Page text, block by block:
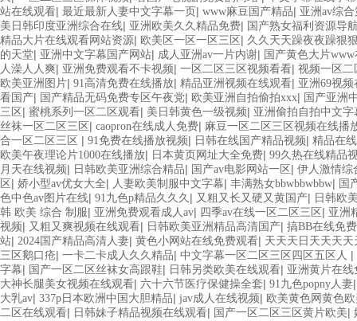
站在线观看| 最近最新人妻中文字幕一页 | www麻豆国产精品| 亚洲av综
美日韩印度亚洲综合在线| 亚洲欧美久久精品免费| 国产熟女福利资源导
精品大片在线观看网站资源| 欧美区一区一区三区 | 久久天天躁夜夜躁狠
的天堂| 亚洲中文字幕国产网站| 成人亚洲av一片内谢| 国产黄色大片
人澡人人爽| 亚洲免费观看不卡视频| 一区二区三区视频看看| 视频一区二
欧美亚洲图片| 91高清免费在线播放| 精品亚洲视频在线观看| 亚洲69视
看国产| 国产精品无码免费专区午夜党| 欧美亚洲自拍偷拍xxx| 国产亚洲
三区 | 蜜桃系列一区二区观看| 美日韩黄色一级视频| 亚洲偷拍自拍中文字
丝袜一区二区三区 | caopron在线成人免费| 麻豆一区二区三区视频在线播
合一区二区三区 | 91免费在线播放视频| 日韩在线国产精品视频| 精品在
欧美午夜理论片1000在线播放| 日本黄页网址大全免费| 99久热在线精品
月天在线视频| 日韩欧美亚洲综合精品| 国产av电影网站一区 | 伊人激情综
区 | 娇小型av优女大全| 人妻欧美制服中文字幕| 丰满熟女bbwbbwbbw| 国
色中色av图片在线| 91九色p精品久久久 | 又粗又长又硬又黄国产| 日韩欧
韩 欧美 综合 制服| 亚洲免费观看成人av| 四季av在线一区二区三区 | 亚洲
视频| 又粗又爽视频在线观看| 日韩欧美亚洲精品高清国产| 搞BB在线免
站| 2024国产精品高清人妻| 黄色小网站在线免费观看| 天天天日天天天天
三区鹅口疮| 一卡二卡成人久久精品| 中文字幕一区二区三区四区五区人 |
字幕| 国产一区二区丝袜女高跟鞋| 日韩另类欧美在线观看| 亚洲黄片在线
大神长腿美女视频在线观看| 六十六节医疗保健操全套| 91九色popny人妻
大乳av| 337p日本欧洲中国大胆精品| jav成人在线视频| 欧美黄色网黄色
二区在线观看| 日韩妹子精品视频在线观看| 国产一区二区三区黄片欧美|